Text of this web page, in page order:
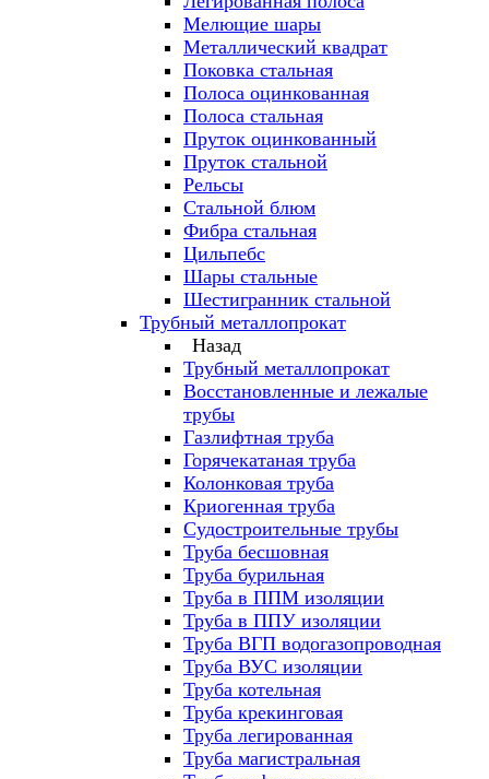
Мелющие шары
Металлический квадрат
Поковка стальная
Полоса оцинкованная
Полоса стальная
Пруток оцинкованный
Пруток стальной
Рельсы
Стальной блюм
Фибра стальная
Цильпебс
Шары стальные
Шестигранник стальной
Трубный металлопрокат
Назад
Трубный металлопрокат
Восстановленные и лежалые
трубы
Газлифтная труба
Горячекатаная труба
Колонковая труба
Криогенная труба
Судостроительные трубы
Труба бесшовная
Труба бурильная
Труба в ППМ изоляции
Труба в ППУ изоляции
Труба ВГП водогазопроводная
Труба ВУС изоляции
Труба котельная
Труба крекинговая
Труба легированная
Труба магистральная